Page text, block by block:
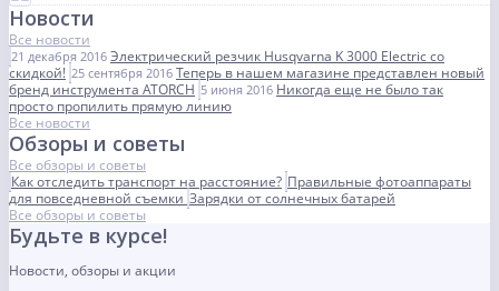
Новости
Все новости
21 декабря 2016 Электрический резчик Husqvarna K 3000 Electric со
скидкой! 25 сентября 2016 Теперь в нашем магазине представлен новый
бренд инструмента ATORCH 5 июня 2016 Никогда еще не было так
просто пропилить прямую линию
Все новости
Обзоры и советы
Все обзоры и советы
Как отследить транспорт на расстояние? Правильные фотоаппараты
для повседневной съемки Зарядки от солнечных батарей
Все обзоры и советы
Будьте в курсе!
Новости, обзоры и акции